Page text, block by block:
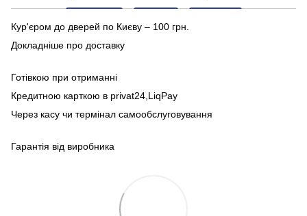
Кур'єром до дверей по Києву – 100 грн.
Докладніше про доставку
Готівкою при отриманні
Кредитною карткою в privat24,LiqPay
Через касу чи термінал самообслуговування
Гарантія від виробника